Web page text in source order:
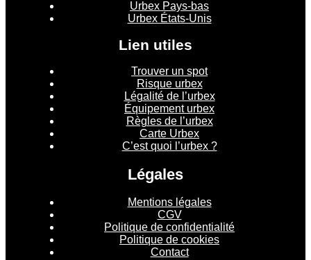
Urbex Pays-bas
Urbex États-Unis
Lien utiles
Trouver un spot
Risque urbex
Légalité de l’urbex
Équipement urbex
Règles de l’urbex
Carte Urbex
C’est quoi l’urbex ?
Légales
Mentions légales
CGV
Politique de confidentialité
Politique de cookies
Contact